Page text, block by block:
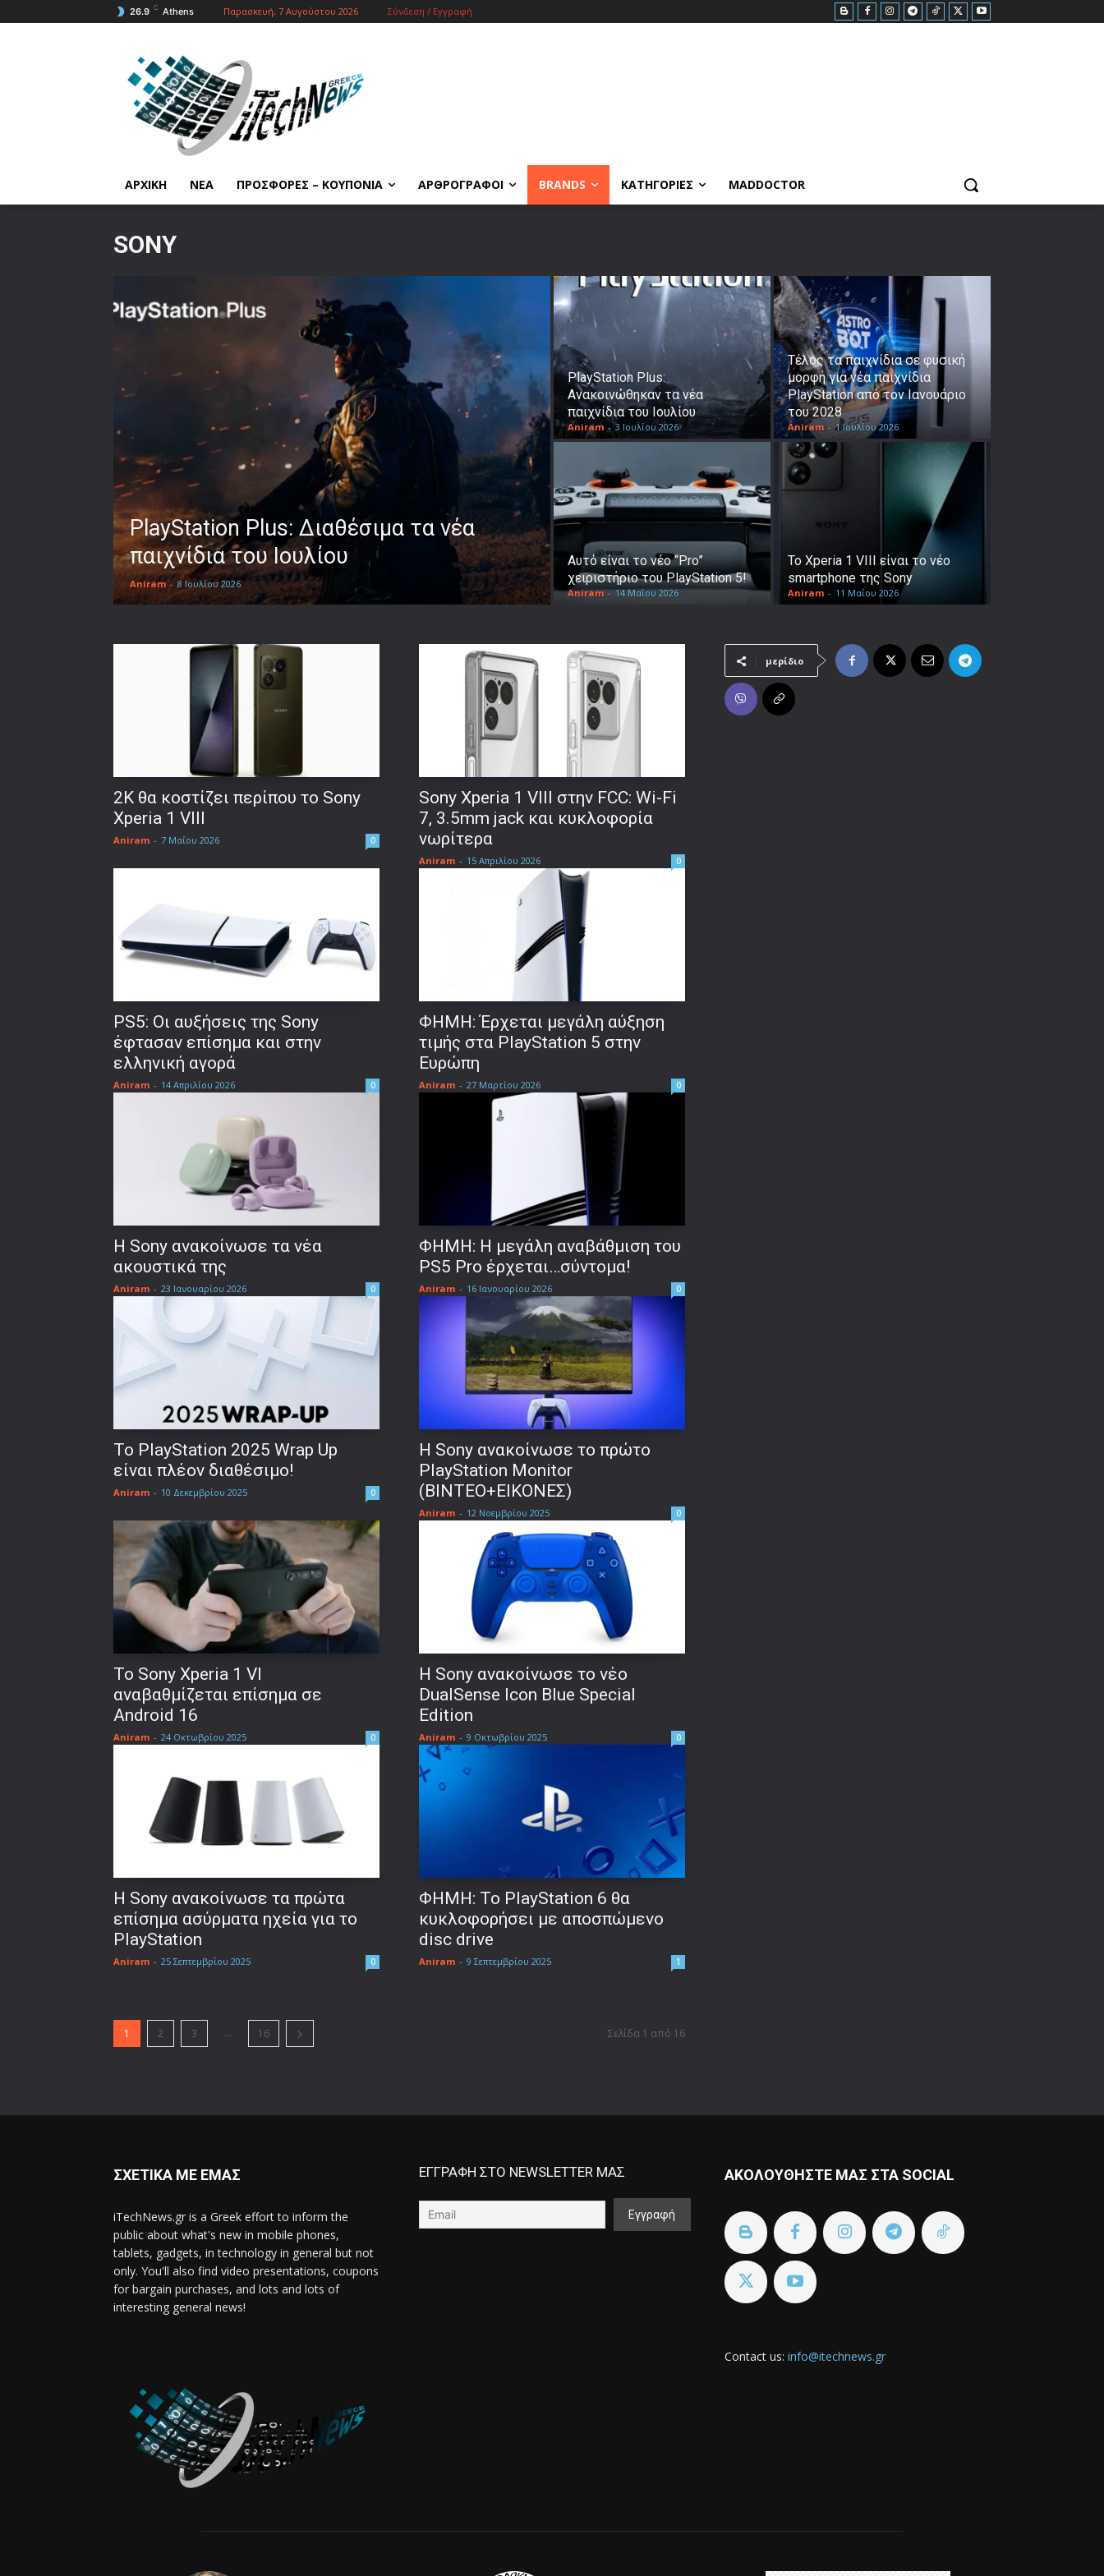
26.9 C Athens Παρασκευή, 7 Αυγούστου 2026 Σύνδεση / Εγγραφή
ΑΡΧΙΚΗ ΝΕΑ ΠΡΟΣΦΟΡΕΣ – ΚΟΥΠΟΝΙΑ ΑΡΘΡΟΓΡΑΦΟΙ BRANDS ΚΑΤΗΓΟΡΙΕΣ MADDOCTOR
SONY
PlayStation Plus: Διαθέσιμα τα νέα
παιχνίδια του Ιουλίου
Aniram - 8 Ιουλίου 2026
PlayStation Plus:
Ανακοινώθηκαν τα νέα
παιχνίδια του Ιουλίου
Aniram - 3 Ιουλίου 2026
Τέλος τα παιχνίδια σε φυσική
μορφή για νέα παιχνίδια
PlayStation από τον Ιανουάριο
του 2028
Aniram - 1 Ιουλίου 2026
Αυτό είναι το νέο “Pro”
χειριστήριο του PlayStation 5!
Aniram - 14 Μαΐου 2026
Το Xperia 1 VIII είναι το νέο
smartphone της Sony
Aniram - 11 Μαΐου 2026
2K θα κοστίζει περίπου το Sony
Xperia 1 VIII
Aniram - 7 Μαΐου 2026 0
Sony Xperia 1 VIII στην FCC: Wi-Fi
7, 3.5mm jack και κυκλοφορία
νωρίτερα
Aniram - 15 Απριλίου 2026 0
PS5: Οι αυξήσεις της Sony
έφτασαν επίσημα και στην
ελληνική αγορά
Aniram - 14 Απριλίου 2026 0
ΦΗΜΗ: Έρχεται μεγάλη αύξηση
τιμής στα PlayStation 5 στην
Ευρώπη
Aniram - 27 Μαρτίου 2026 0
Η Sony ανακοίνωσε τα νέα
ακουστικά της
Aniram - 23 Ιανουαρίου 2026 0
ΦΗΜΗ: Η μεγάλη αναβάθμιση του
PS5 Pro έρχεται…σύντομα!
Aniram - 16 Ιανουαρίου 2026 0
Το PlayStation 2025 Wrap Up
είναι πλέον διαθέσιμο!
Aniram - 10 Δεκεμβρίου 2025 0
Η Sony ανακοίνωσε το πρώτο
PlayStation Monitor
(ΒΙΝΤΕΟ+ΕΙΚΟΝΕΣ)
Aniram - 12 Νοεμβρίου 2025 0
Το Sony Xperia 1 VI
αναβαθμίζεται επίσημα σε
Android 16
Aniram - 24 Οκτωβρίου 2025 0
H Sony ανακοίνωσε το νέο
DualSense Icon Blue Special
Edition
Aniram - 9 Οκτωβρίου 2025 0
Η Sony ανακοίνωσε τα πρώτα
επίσημα ασύρματα ηχεία για το
PlayStation
Aniram - 25 Σεπτεμβρίου 2025 0
ΦΗΜΗ: Το PlayStation 6 θα
κυκλοφορήσει με αποσπώμενο
disc drive
Aniram - 9 Σεπτεμβρίου 2025 1
1 2 3 ... 16 Σελίδα 1 από 16
μερίδιο
ΣΧΕΤΙΚΑ ΜΕ ΕΜΑΣ
iTechNews.gr is a Greek effort to inform the
public about what's new in mobile phones,
tablets, gadgets, in technology in general but not
only. You'll also find video presentations, coupons
for bargain purchases, and lots and lots of
interesting general news!
ΕΓΓΡΑΦΗ ΣΤΟ NEWSLETTER ΜΑΣ ΑΚΟΛΟΥΘΗΣΤΕ ΜΑΣ ΣΤΑ SOCIAL
Contact us: info@itechnews.gr